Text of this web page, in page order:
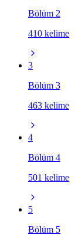
Bölüm 2
410 kelime
3
Bölüm 3
463 kelime
4
Bölüm 4
501 kelime
5
Bölüm 5